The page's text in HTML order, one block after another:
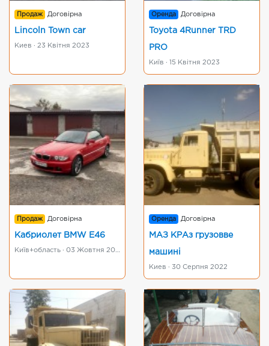
Продаж Договірна
Lincoln Town car
Киев · 23 Квітня 2023
Оренда Договірна
Toyota 4Runner TRD
PRO
Київ · 15 Квітня 2023
Продаж Договірна
Кабриолет BMW E46
Київ+область · 03 Жовтня 2022
Оренда Договірна
МАЗ КРАз грузовве
машині
Киев · 30 Серпня 2022